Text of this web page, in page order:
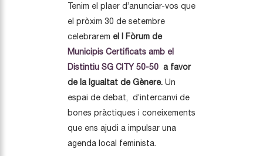
Tenim el plaer d’anunciar-vos que
el pròxim 30 de setembre
celebrarem el I Fòrum de
Municipis Certificats amb el
Distintiu SG CITY 50-50 a favor
de la Igualtat de Gènere. Un
espai de debat, d’intercanvi de
bones pràctiques i coneixements
que ens ajudi a impulsar una
agenda local feminista.